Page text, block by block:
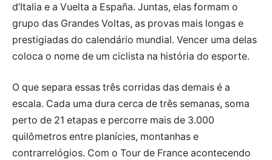
d’Italia e a Vuelta a España. Juntas, elas formam o
grupo das Grandes Voltas, as provas mais longas e
prestigiadas do calendário mundial. Vencer uma delas
coloca o nome de um ciclista na história do esporte.
O que separa essas três corridas das demais é a
escala. Cada uma dura cerca de três semanas, soma
perto de 21 etapas e percorre mais de 3.000
quilômetros entre planícies, montanhas e
contrarrelógios. Com o Tour de France acontecendo